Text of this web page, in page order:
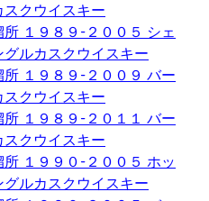
クウイスキー
１９８９-２００５ シェ
ルカスクウイスキー
１９８９-２００９ バー
クウイスキー
１９８９-２０１１ バー
クウイスキー
１９９０-２００５ ホッ
ルカスクウイスキー